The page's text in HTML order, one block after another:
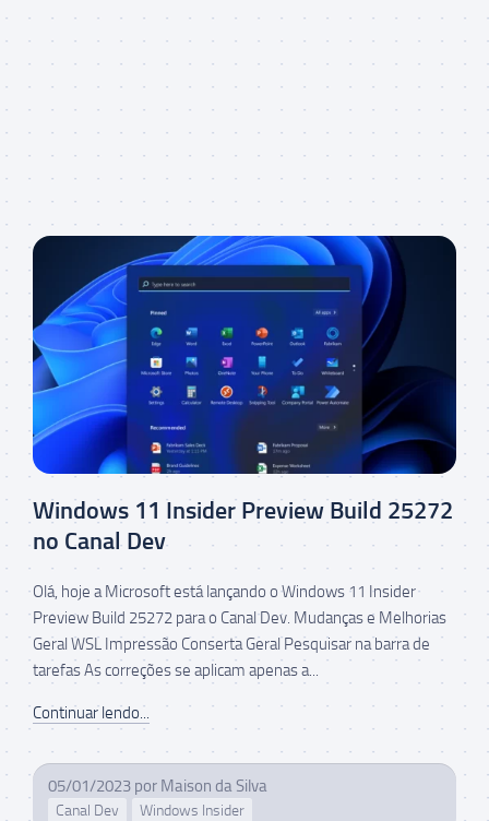
Windows 11 Insider Preview Build 25272
no Canal Dev
Olá, hoje a Microsoft está lançando o Windows 11 Insider
Preview Build 25272 para o Canal Dev. Mudanças e Melhorias
Geral WSL Impressão Conserta Geral Pesquisar na barra de
tarefas As correções se aplicam apenas a...
Continuar lendo...
05/01/2023 por Maison da Silva
Canal Dev Windows Insider